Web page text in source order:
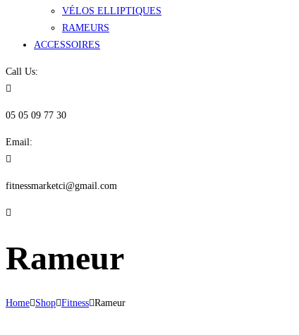
VÉLOS ELLIPTIQUES
RAMEURS
ACCESSOIRES
Call Us:
05 05 09 77 30
Email:
fitnessmarketci@gmail.com
Rameur
Home Shop Fitness Rameur